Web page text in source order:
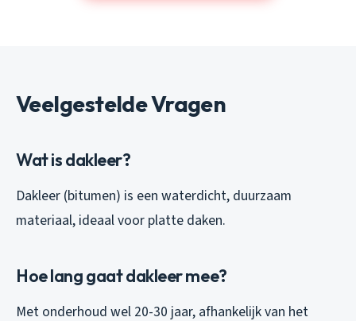
Veelgestelde Vragen
Wat is dakleer?
Dakleer (bitumen) is een waterdicht, duurzaam
materiaal, ideaal voor platte daken.
Hoe lang gaat dakleer mee?
Met onderhoud wel 20-30 jaar, afhankelijk van het